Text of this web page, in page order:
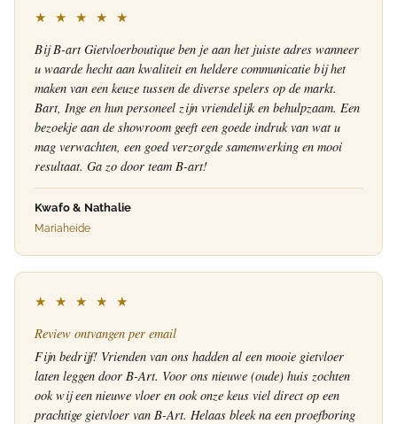
★ ★ ★ ★ ★
Bij B-art Gietvloerboutique ben je aan het juiste adres wanneer
u waarde hecht aan kwaliteit en heldere communicatie bij het
maken van een keuze tussen de diverse spelers op de markt.
Bart, Inge en hun personeel zijn vriendelijk en behulpzaam. Een
bezoekje aan de showroom geeft een goede indruk van wat u
mag verwachten, een goed verzorgde samenwerking en mooi
resultaat. Ga zo door team B-art!
Kwafo & Nathalie
Mariaheide
★ ★ ★ ★ ★
Review ontvangen per email
Fijn bedrijf! Vrienden van ons hadden al een mooie gietvloer
laten leggen door B-Art. Voor ons nieuwe (oude) huis zochten
ook wij een nieuwe vloer en ook onze keus viel direct op een
prachtige gietvloer van B-Art. Helaas bleek na een proefboring